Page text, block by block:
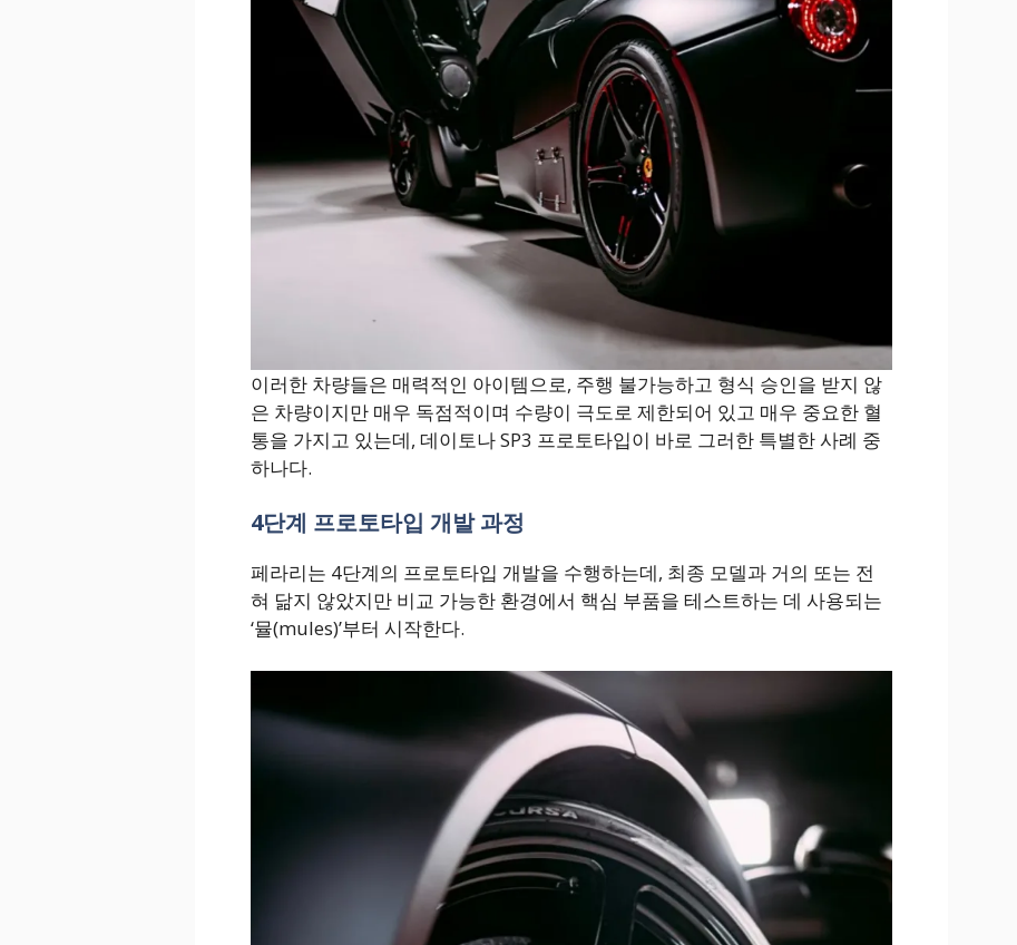
이러한 차량들은 매력적인 아이템으로, 주행 불가능하고 형식 승인을 받지 않
은 차량이지만 매우 독점적이며 수량이 극도로 제한되어 있고 매우 중요한 혈
통을 가지고 있는데, 데이토나 SP3 프로토타입이 바로 그러한 특별한 사례 중
하나다.
4단계 프로토타입 개발 과정
페라리는 4단계의 프로토타입 개발을 수행하는데, 최종 모델과 거의 또는 전
혀 닮지 않았지만 비교 가능한 환경에서 핵심 부품을 테스트하는 데 사용되는
‘뮬(mules)’부터 시작한다.